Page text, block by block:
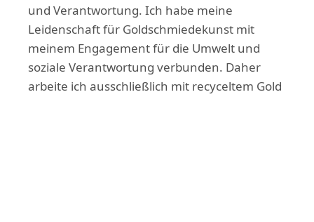
und Verantwortung. Ich habe meine
Leidenschaft für Goldschmiedekunst mit
meinem Engagement für die Umwelt und
soziale Verantwortung verbunden. Daher
arbeite ich ausschließlich mit recyceltem Gold